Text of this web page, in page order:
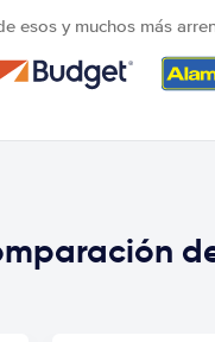
esos y muchos más